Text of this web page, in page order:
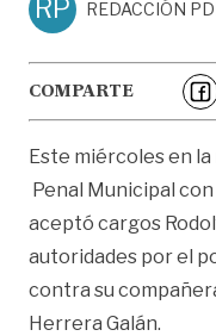
RP REDACCIÓN
COMPARTE
Este miércoles en
Penal Municipal
aceptó cargos
autoridades por el
contra su
Herrera Galán.